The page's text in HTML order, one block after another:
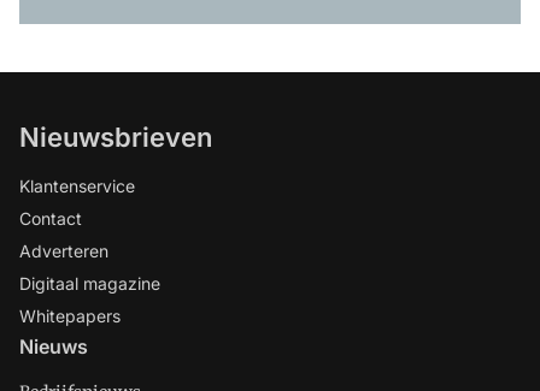
Nieuwsbrieven
Klantenservice
Contact
Adverteren
Digitaal magazine
Whitepapers
Nieuws